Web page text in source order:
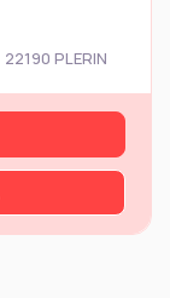
22190 PLERIN